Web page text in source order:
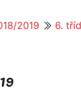
2019 6.